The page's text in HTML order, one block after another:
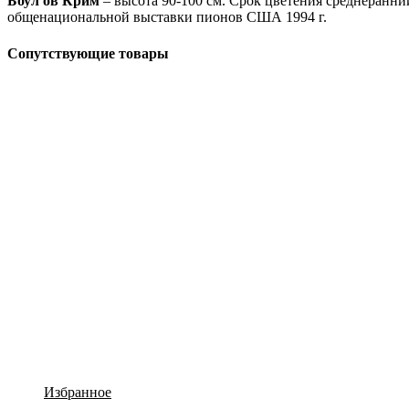
общенациональной выставки пионов США 1994 г.
Сопутствующие товары
Избранное